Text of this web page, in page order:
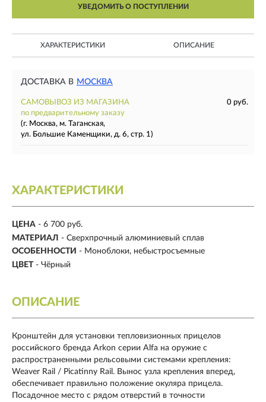
УВЕДОМИТЬ О ПОСТУПЛЕНИИ
ХАРАКТЕРИСТИКИ ОПИСАНИЕ
ДОСТАВКА В МОСКВА
САМОВЫВОЗ ИЗ МАГАЗИНА
0 руб.
по предварительному заказу
(г. Москва, м. Таганская,
ул. Большие Каменщики, д. 6, стр. 1)
ХАРАКТЕРИСТИКИ
ЦЕНА - 6 700 руб.
МАТЕРИАЛ - Сверхпрочный алюминиевый сплав
ОСОБЕННОСТИ - Моноблоки, небыстросъемные
ЦВЕТ - Чёрный
ОПИСАНИЕ
Кронштейн для установки тепловизионных прицелов
российского бренда Arkon серии Alfa на оружие с
распространенными рельсовыми системами крепления:
Weaver Rail / Picatinny Rail. Вынос узла крепления вперед,
обеспечивает правильно положение окуляра прицела.
Посадочное место с рядом отверстий в точности